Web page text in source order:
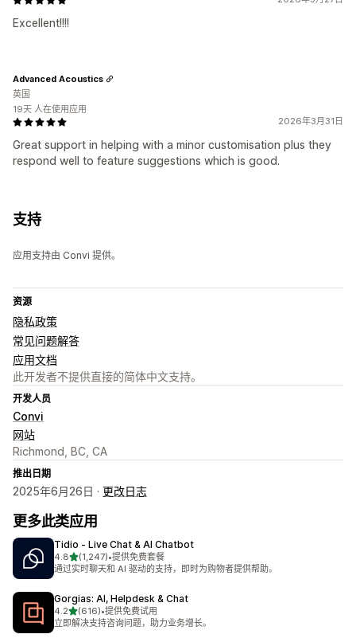
Excellent!!!!
2026年3月31日
Great support in helping with a minor customisation plus they
respond well to feature suggestions which is good.
Advanced Acoustics
英国
19天 人在使用应用
支持
应用支持由 Convi 提供。
资源
隐私政策
常见问题解答
应用文档
此开发者不提供直接的简体中文支持。
开发人员
Convi
网站
Richmond, BC, CA
推出日期
2025年6月26日 · 更改日志
更多此类应用
Tidio ‑ Live Chat & AI Chatbot
4.8星（满分 5 星）
(1,247)
总共 1247 条评论
•提供免费套餐
通过实时聊天和 AI 驱动的支持，即时为购物者提供帮助。
Gorgias: AI, Helpdesk & Chat
4.2星（满分 5 星）
(616)
总共 616 条评论
•提供免费试用
立即解决支持咨询问题，助力业务增长。